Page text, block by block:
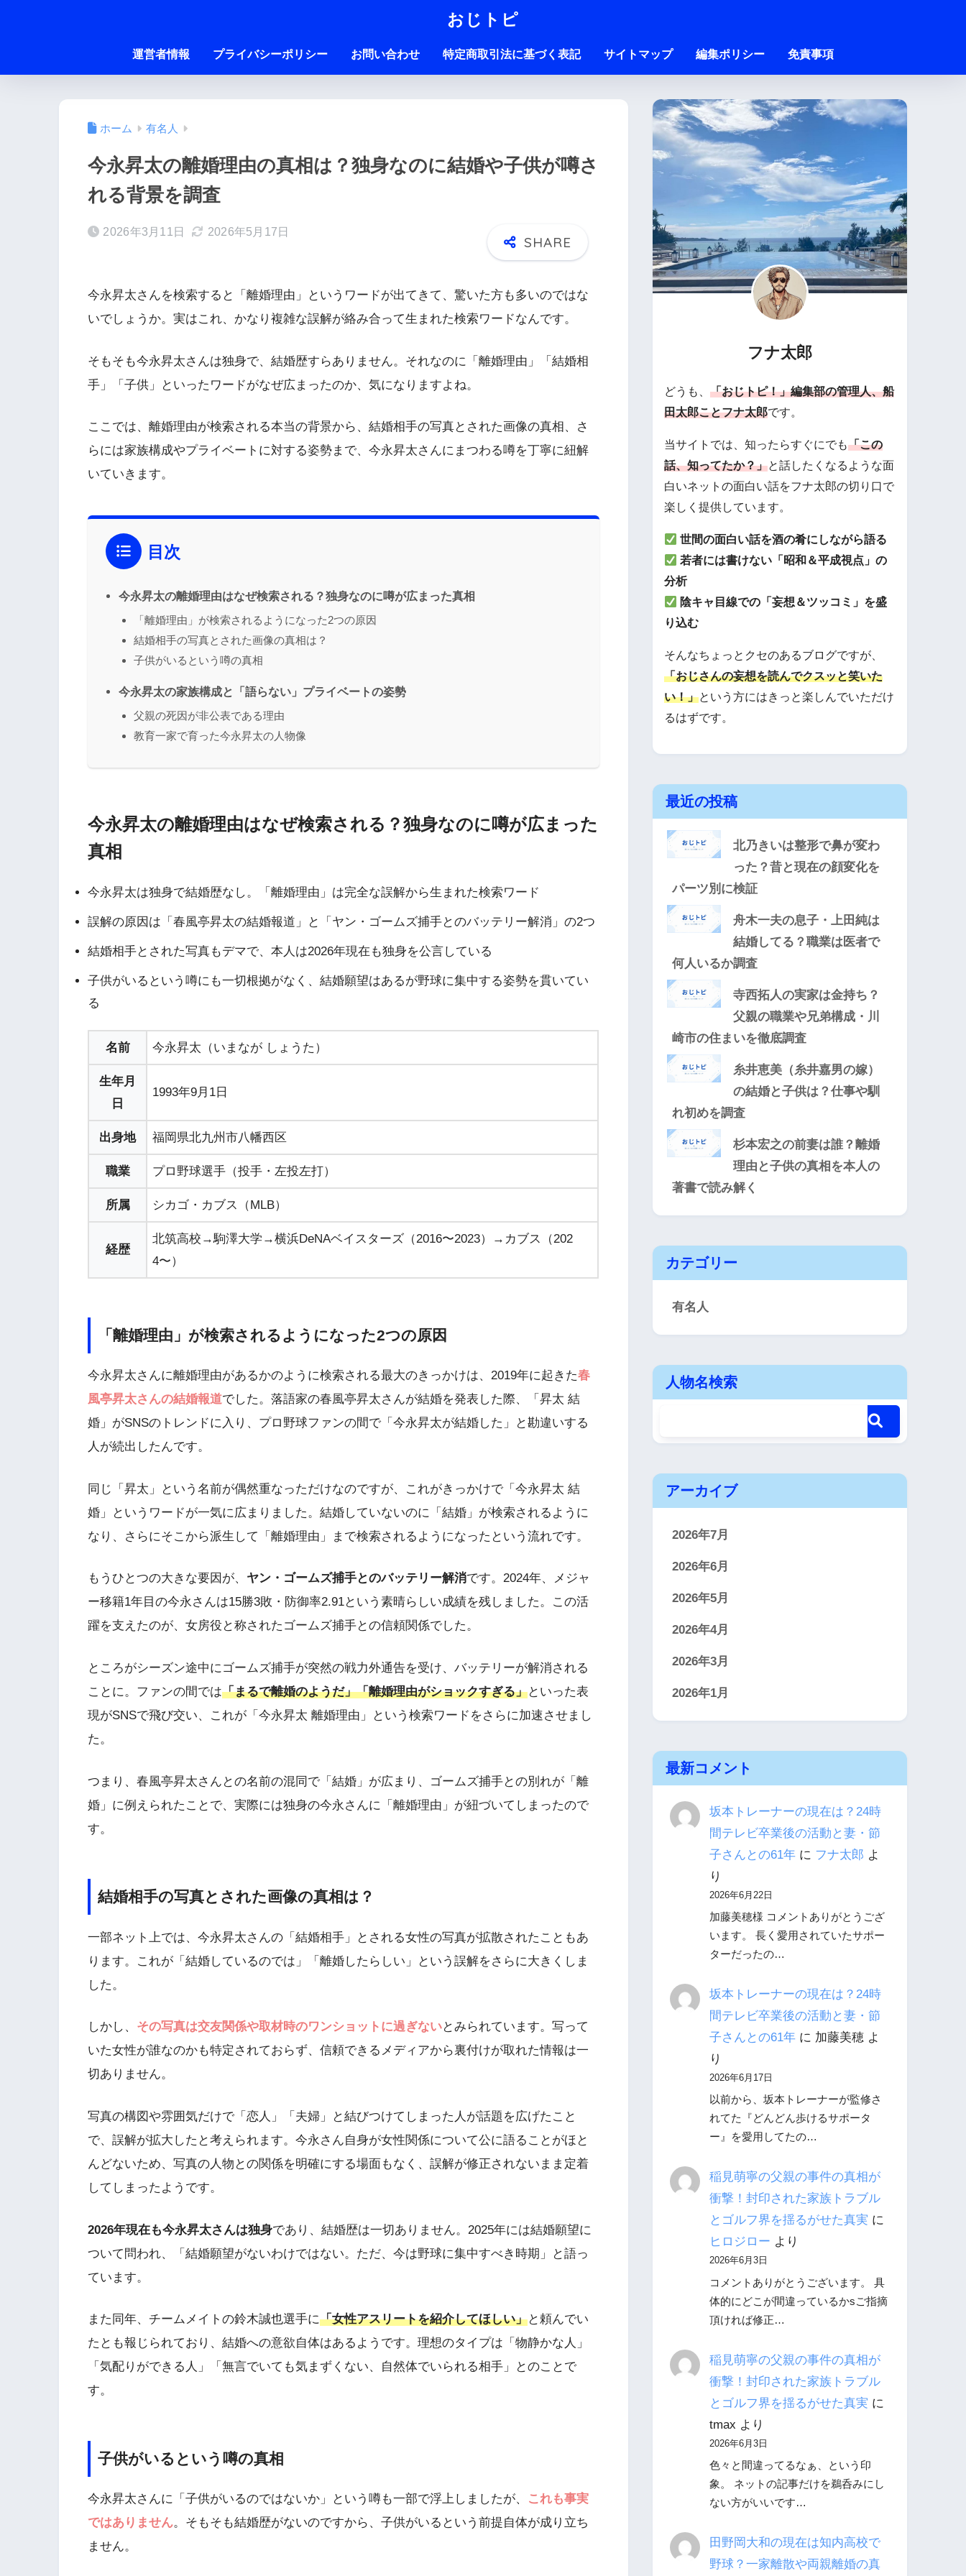
おじトピ
運営者情報 プライバシーポリシー お問い合わせ 特定商取引法に基づく表記 サイトマップ 編集ポリシー 免責事項
ホーム 有名人
今永昇太の離婚理由の真相は？独身なのに結婚や子供が噂さ
れる背景を調査
2026年3月11日 2026年5月17日
今永昇太さんを検索すると「離婚理由」というワードが出てきて、驚いた方も多いのではな
いでしょうか。実はこれ、かなり複雑な誤解が絡み合って生まれた検索ワードなんです。
そもそも今永昇太さんは独身で、結婚歴すらありません。それなのに「離婚理由」「結婚相
手」「子供」といったワードがなぜ広まったのか、気になりますよね。
ここでは、離婚理由が検索される本当の背景から、結婚相手の写真とされた画像の真相、さ
らには家族構成やプライベートに対する姿勢まで、今永昇太さんにまつわる噂を丁寧に紐解
いていきます。
目次
今永昇太の離婚理由はなぜ検索される？独身なのに噂が広まった真相
「離婚理由」が検索されるようになった2つの原因
結婚相手の写真とされた画像の真相は？
子供がいるという噂の真相
今永昇太の家族構成と「語らない」プライベートの姿勢
父親の死因が非公表である理由
教育一家で育った今永昇太の人物像
今永昇太の離婚理由はなぜ検索される？独身なのに噂が広まった
真相
今永昇太は独身で結婚歴なし。「離婚理由」は完全な誤解から生まれた検索ワード
誤解の原因は「春風亭昇太の結婚報道」と「ヤン・ゴームズ捕手とのバッテリー解消」の2つ
結婚相手とされた写真もデマで、本人は2026年現在も独身を公言している
子供がいるという噂にも一切根拠がなく、結婚願望はあるが野球に集中する姿勢を貫いてい
る
名前 今永昇太（いまなが しょうた）
生年月
日
1993年9月1日
出身地 福岡県北九州市八幡西区
職業 プロ野球選手（投手・左投左打）
所属 シカゴ・カブス（MLB）
経歴
北筑高校→駒澤大学→横浜DeNAベイスターズ（2016〜2023）→カブス（202
4〜）
「離婚理由」が検索されるようになった2つの原因
今永昇太さんに離婚理由があるかのように検索される最大のきっかけは、2019年に起きた春
風亭昇太さんの結婚報道でした。落語家の春風亭昇太さんが結婚を発表した際、「昇太 結
婚」がSNSのトレンドに入り、プロ野球ファンの間で「今永昇太が結婚した」と勘違いする
人が続出したんです。
同じ「昇太」という名前が偶然重なっただけなのですが、これがきっかけで「今永昇太 結
婚」というワードが一気に広まりました。結婚していないのに「結婚」が検索されるように
なり、さらにそこから派生して「離婚理由」まで検索されるようになったという流れです。
もうひとつの大きな要因が、 ヤン・ゴームズ捕手とのバッテリー解消です。2024年、メジャ
ー移籍1年目の今永さんは15勝3敗・防御率2.91という素晴らしい成績を残しました。この活
躍を支えたのが、女房役と称されたゴームズ捕手との信頼関係でした。
ところがシーズン途中にゴームズ捕手が突然の戦力外通告を受け、バッテリーが解消される
ことに。ファンの間では「まるで離婚のようだ」「離婚理由がショックすぎる」といった表
現がSNSで飛び交い、これが「今永昇太 離婚理由」という検索ワードをさらに加速させまし
た。
つまり、春風亭昇太さんとの名前の混同で「結婚」が広まり、ゴームズ捕手との別れが「離
婚」に例えられたことで、実際には独身の今永さんに「離婚理由」が紐づいてしまったので
す。
結婚相手の写真とされた画像の真相は？
一部ネット上では、今永昇太さんの「結婚相手」とされる女性の写真が拡散されたこともあ
ります。これが「結婚しているのでは」「離婚したらしい」という誤解をさらに大きくしま
した。
しかし、 その写真は交友関係や取材時のワンショットに過ぎないとみられています。写って
いた女性が誰なのかも特定されておらず、信頼できるメディアから裏付けが取れた情報は一
切ありません。
写真の構図や雰囲気だけで「恋人」「夫婦」と結びつけてしまった人が話題を広げたこと
で、誤解が拡大したと考えられます。今永さん自身が女性関係について公に語ることがほと
んどないため、写真の人物との関係を明確にする場面もなく、誤解が修正されないまま定着
してしまったようです。
2026年現在も今永昇太さんは独身であり、結婚歴は一切ありません。2025年には結婚願望に
ついて問われ、「結婚願望がないわけではない。ただ、今は野球に集中すべき時期」と語っ
ています。
また同年、チームメイトの鈴木誠也選手に「女性アスリートを紹介してほしい」と頼んでい
たとも報じられており、結婚への意欲自体はあるようです。理想のタイプは「物静かな人」
「気配りができる人」「無言でいても気まずくない、自然体でいられる相手」とのことで
す。
子供がいるという噂の真相
今永昇太さんに「子供がいるのではないか」という噂も一部で浮上しましたが、
これも事実
ではありません。そもそも結婚歴がないのですから、子供がいるという前提自体が成り立ち
ません。
フナ太郎
どうも、 「おじトピ！」編集部の管理人、船
田太郎ことフナ太郎です。
当サイトでは、知ったらすぐにでも「この
話、知ってたか？」と話したくなるような面
白いネットの面白い話をフナ太郎の切り口で
楽しく提供しています。
世間の面白い話を酒の肴にしながら語る
若者には書けない「昭和＆平成視点」の
分析
陰キャ目線での「妄想＆ツッコミ」を盛
り込む
そんなちょっとクセのあるブログですが、
「おじさんの妄想を読んでクスッと笑いた
い！」という方にはきっと楽しんでいただけ
るはずです。
最近の投稿
北乃きいは整形で鼻が変わ
った？昔と現在の顔変化を
パーツ別に検証
舟木一夫の息子・上田純は
結婚してる？職業は医者で
何人いるか調査
寺西拓人の実家は金持ち？
父親の職業や兄弟構成・川
崎市の住まいを徹底調査
糸井恵美（糸井嘉男の嫁）
の結婚と子供は？仕事や馴
れ初めを調査
杉本宏之の前妻は誰？離婚
理由と子供の真相を本人の
著書で読み解く
カテゴリー
有名人
人物名検索
アーカイブ
2026年7月
2026年6月
2026年5月
2026年4月
2026年3月
2026年1月
最新コメント
坂本トレーナーの現在は？24時
間テレビ卒業後の活動と妻・節
子さんとの61年に フナ太郎 よ
り
2026年6月22日
加藤美穂様 コメントありがとうござ
います。 長く愛用されていたサポー
ターだったの…
坂本トレーナーの現在は？24時
間テレビ卒業後の活動と妻・節
子さんとの61年に 加藤美穂よ
り
2026年6月17日
以前から、坂本トレーナーが監修さ
れてた『どんどん歩けるサポータ
ー』を愛用してたの…
稲見萌寧の父親の事件の真相が
衝撃！封印された家族トラブル
とゴルフ界を揺るがせた真実 に
ヒロジロー より
2026年6月3日
コメントありがとうございます。 具
体的にどこが間違っているかsご指摘
頂ければ修正…
稲見萌寧の父親の事件の真相が
衝撃！封印された家族トラブル
とゴルフ界を揺るがせた真実 に
tmax より
2026年6月3日
色々と間違ってるなぁ、という印
象。 ネットの記事だけを鵜呑みにし
ない方がいいです…
田野岡大和の現在は知内高校で
野球？一家離散や両親離婚の真